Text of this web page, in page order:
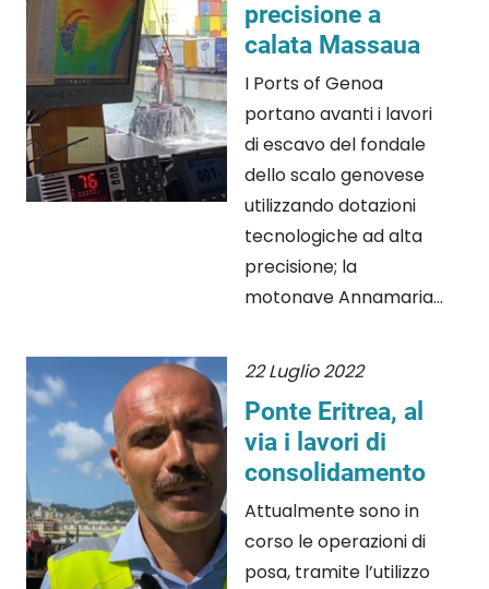
precisione a
calata Massaua
I Ports of Genoa
portano avanti i lavori
di escavo del fondale
dello scalo genovese
utilizzando dotazioni
tecnologiche ad alta
precisione; la
motonave Annamaria...
22 Luglio 2022
Ponte Eritrea, al
via i lavori di
consolidamento
Attualmente sono in
corso le operazioni di
posa, tramite l’utilizzo